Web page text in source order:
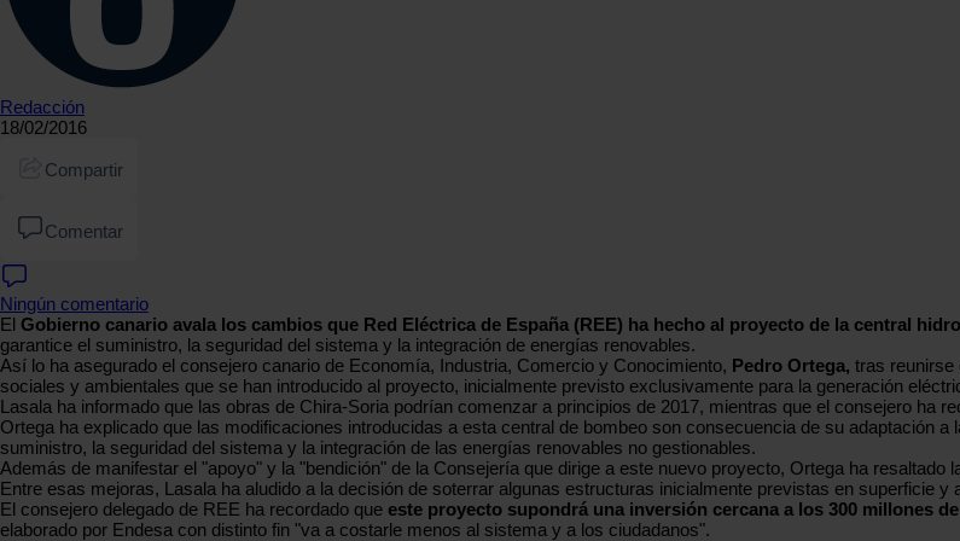
Redacción
18/02/2016
Compartir
Comentar
Ningún comentario
El Gobierno canario avala los cambios que Red Eléctrica de España (REE) ha hecho al proyecto de la central
garantice el suministro, la seguridad del sistema y la integración de energías renovables.
Así lo ha asegurado el consejero canario de Economía, Industria, Comercio y Conocimiento, Pedro Ortega, tras reunirse
sociales y ambientales que se han introducido al proyecto, inicialmente previsto exclusivamente para la generación
Lasala ha informado que las obras de Chira-Soria podrían comenzar a principios de 2017, mientras que el consejero ha
Ortega ha explicado que las modificaciones introducidas a esta central de bombeo son consecuencia de su adaptación
suministro, la seguridad del sistema y la integración de las energías renovables no gestionables.
Además de manifestar el "apoyo" y la "bendición" de la Consejería que dirige a este nuevo proyecto, Ortega ha
Entre esas mejoras, Lasala ha aludido a la decisión de soterrar algunas estructuras inicialmente previstas en superficie y
El consejero delegado de REE ha recordado que este proyecto supondrá una inversión cercana a los 300 millones
elaborado por Endesa con distinto fin "va a costarle menos al sistema y a los ciudadanos".